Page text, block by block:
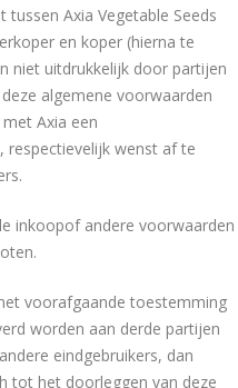
Axia Vegetable Seeds
en koper (hierna te
niet uitdrukkelijk door partijen
algemene voorwaarden
Axia een
wenst af te
inkoopof andere voorwaarden
voorafgaande toestemming
worden aan derde partijen
eindgebruikers, dan
tot het doorleggen van deze